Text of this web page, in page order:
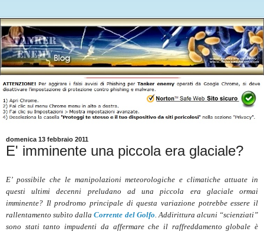
domenica 13 febbraio 2011
E' imminente una piccola era glaciale?
E’ possibile che le manipolazioni meteorologiche e climatiche attuate in
questi ultimi decenni preludano ad una piccola era glaciale ormai
imminente? Il prodromo principale di questa variazione potrebbe essere il
rallentamento subìto dallaCorrente del Golfo . Addirittura alcuni “scienziati”
sono stati tanto impudenti da affermare che il raffreddamento globale è